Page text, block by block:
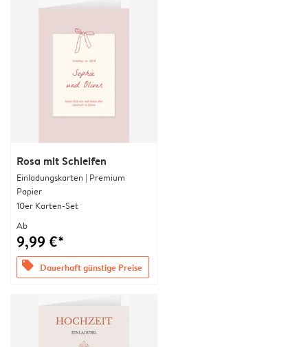
Rosa mit Schleifen
Einladungskarten | Premium
Papier
10er Karten-Set
Ab
9,99 €*
offers Dauerhaft günstige Preise